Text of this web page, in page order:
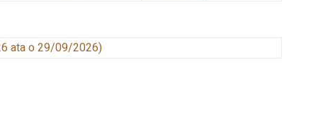
ata o 29/09/2026)